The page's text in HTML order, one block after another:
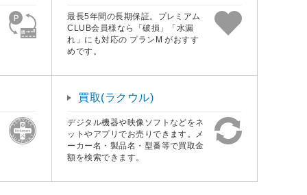
最長5年間の長期保証。プレミアム
CLUB会員様なら「破損」「水漏
れ」にも対応の プランM がおすす
めです。
買取(ラクウル)
デジタル機器や映像ソフトなどをネ
ットやアプリでお売りできます。メ
ーカー名・製品名・型番等で買取金
額を検索できます。